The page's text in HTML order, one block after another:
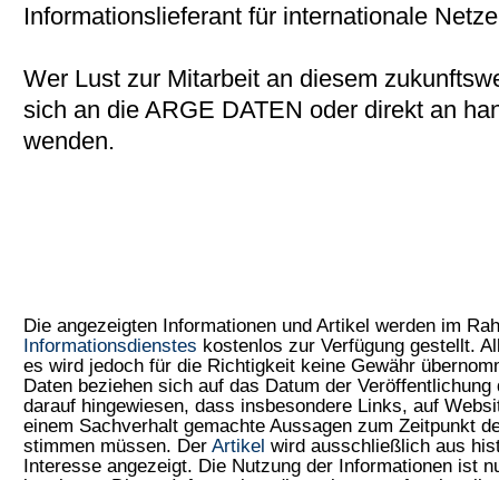
Informationslieferant für internationale
Wer Lust zur Mitarbeit an diesem
sich an die ARGE DATEN oder direkt an
wenden.
Die angezeigten Informationen und Artikel werden im
Informationsdienstes kostenlos zur Verfügung gestellt.
es wird jedoch für die Richtigkeit keine Gewähr
Daten beziehen sich auf das Datum der
darauf hingewiesen, dass insbesondere Links, auf
einem Sachverhalt gemachte Aussagen zum Zeitpunkt
stimmen müssen. Der Artikel wird ausschließlich aus
Interesse angezeigt. Die Nutzung der Informationen ist